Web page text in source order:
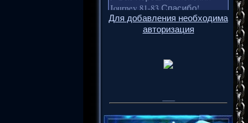
Для добавления необходима
авторизация